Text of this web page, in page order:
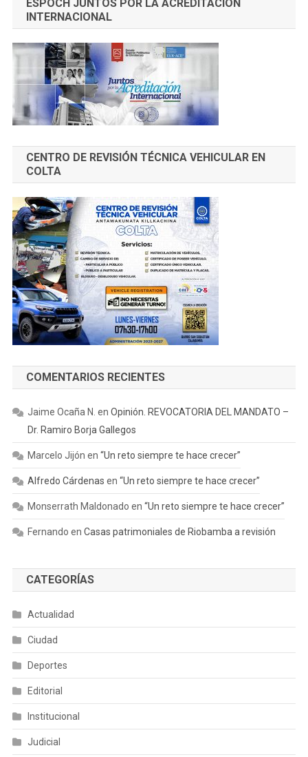
ESPOCH JUNTOS POR LA ACREDITACIÓN
INTERNACIONAL
CENTRO DE REVISIÓN TÉCNICA VEHICULAR EN
COLTA
COMENTARIOS RECIENTES
Jaime Ocaña N. en Opinión. REVOCATORIA DEL MANDATO –
Dr. Ramiro Borja Gallegos
Marcelo Jijón en “Un reto siempre te hace crecer”
Alfredo Cárdenas en “Un reto siempre te hace crecer”
Monserrath Maldonado en “Un reto siempre te hace crecer”
Fernando en Casas patrimoniales de Riobamba a revisión
CATEGORÍAS
Actualidad
Ciudad
Deportes
Editorial
Institucional
Judicial